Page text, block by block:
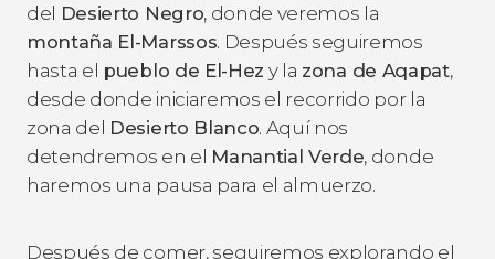
del Desierto Negro, donde veremos la
montaña El-Marssos. Después seguiremos
hasta el pueblo de El-Hez y la zona de Aqapat,
desde donde iniciaremos el recorrido por la
zona del Desierto Blanco. Aquí nos
detendremos en el Manantial Verde, donde
haremos una pausa para el almuerzo.
Después de comer, seguiremos explorando el